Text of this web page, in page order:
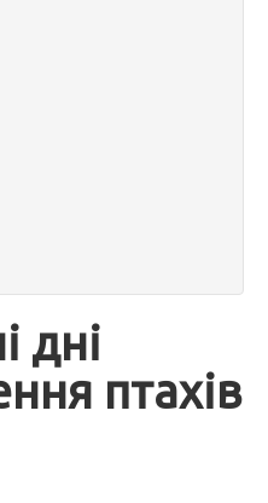
дні
птахів